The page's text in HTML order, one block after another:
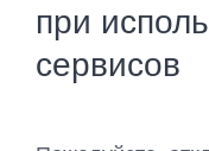
при
сервисов